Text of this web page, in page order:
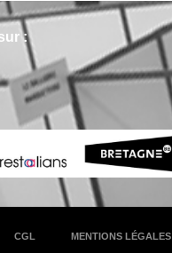
:
CGL MENTIONS LÉGALES